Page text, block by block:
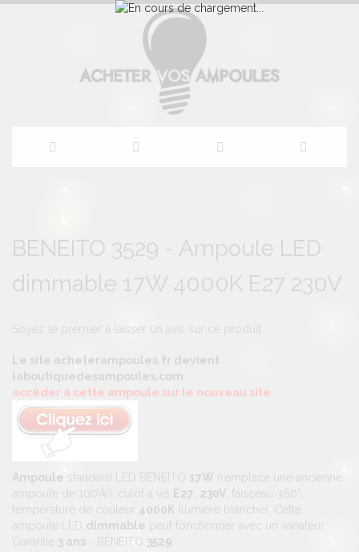
contenu
the
of
the
gallery
the
of
the
gallery
BENEITO 3529 - Ampoule LED
dimmable 17W 4000K E27 230V
Soyez le premier à laisser un avis sur ce produit
Le site acheterampoules.fr devient
laboutiquedesampoules.com
accèder à cette ampoule sur le nouveau site
Ampoule standard LED BENEITO 17W (remplace une ancienne
ampoule de 100W), culot à vis E27 230V , faisceau 360°,
température de couleur 4000K (lumière blanche). Cette
ampoule LED dimmable peut fonctionner avec un variateur.
Garantie 3 ans - BENEITO 3529